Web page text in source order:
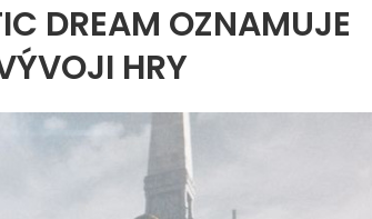
DREAM OZNAMUJE
HRY